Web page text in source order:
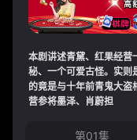
本剧讲述青黛、红果经营
秘、一个可爱古怪。实则
的竟是与十年前青鬼大盗
营参将墨泽、肖蔚担
第01集